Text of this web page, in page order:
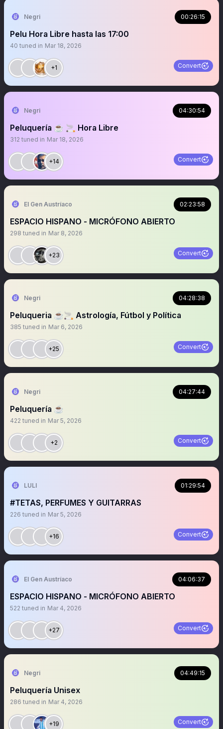
Negri 00:26:15
Pelu Hora Libre hasta las 17:00
40 tuned in Mar 18, 2026
+1 Convert
Negri 04:30:54
Peluquería ☕️ 🚬 Hora Libre
312 tuned in Mar 18, 2026
+14 Convert
El Gen Austríaco 02:23:58
ESPACIO HISPANO - MICRÓFONO ABIERTO
298 tuned in Mar 8, 2026
+23 Convert
Negri 04:28:38
Peluqueria ☕️🚬 Astrología, Fútbol y Política
385 tuned in Mar 6, 2026
+25 Convert
Negri 04:27:44
Peluquería ☕️
422 tuned in Mar 5, 2026
+2 Convert
LULI 01:29:54
#TETAS, PERFUMES Y GUITARRAS
226 tuned in Mar 5, 2026
+16 Convert
El Gen Austríaco 04:06:37
ESPACIO HISPANO - MICRÓFONO ABIERTO
522 tuned in Mar 4, 2026
+27 Convert
Negri 04:49:15
Peluquería Unisex
286 tuned in Mar 4, 2026
+19 Convert